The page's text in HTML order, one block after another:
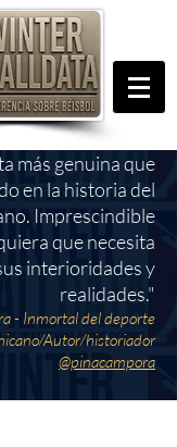
más genuina que
en la historia del
Imprescindible
que necesita
interioridades y
realidades."
- Inmortal del deporte
Autor/historiador
@pinacampora